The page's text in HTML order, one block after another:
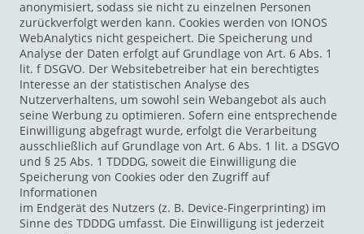
anonymisiert, sodass sie nicht zu einzelnen Personen
zurückverfolgt werden kann. Cookies werden von IONOS
WebAnalytics nicht gespeichert. Die Speicherung und
Analyse der Daten erfolgt auf Grundlage von Art. 6 Abs. 1
lit. f DSGVO. Der Websitebetreiber hat ein berechtigtes
Interesse an der statistischen Analyse des
Nutzerverhaltens, um sowohl sein Webangebot als auch
seine Werbung zu optimieren. Sofern eine entsprechende
Einwilligung abgefragt wurde, erfolgt die Verarbeitung
ausschließlich auf Grundlage von Art. 6 Abs. 1 lit. a DSGVO
und § 25 Abs. 1 TDDDG, soweit die Einwilligung die
Speicherung von Cookies oder den Zugriff auf
Informationen
im Endgerät des Nutzers (z. B. Device-Fingerprinting) im
Sinne des TDDDG umfasst. Die Einwilligung ist jederzeit